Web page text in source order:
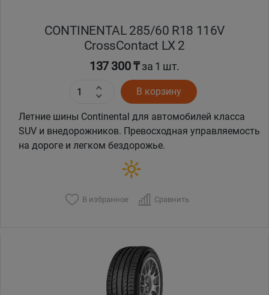
CONTINENTAL 285/60 R18 116V
CrossContact LX 2
137 300 ₸за 1 шт.
В корзину
Летние шины Continental для автомобилей класса
SUV и внедорожников. Превосходная управляемость
на дороге и легком бездорожье.
В избранное Сравнить